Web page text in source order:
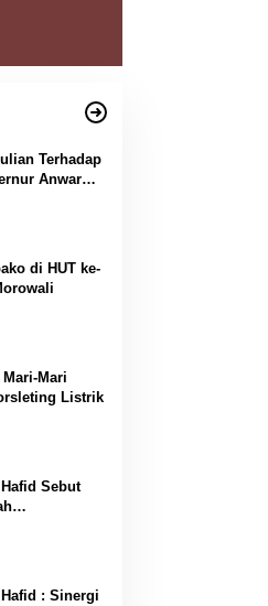
Terhadap
Anwar
di HUT ke-
Mari-Mari
Listrik
Sebut
: Sinergi